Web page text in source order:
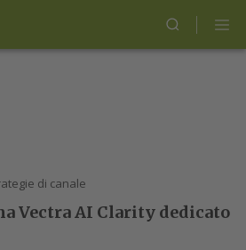
di canale
Vectra AI Clarity dedicato